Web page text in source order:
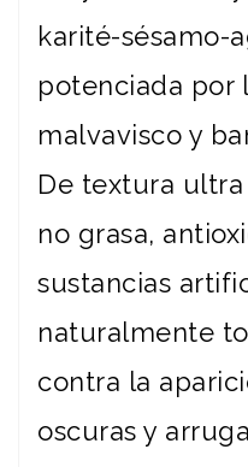
karité-sésamo-
potenciada por
malvavisco y
De textura
no grasa,
sustancias
naturalmente
contra la
oscuras y